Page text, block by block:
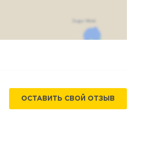
ОСТАВИТЬ СВОЙ ОТЗЫВ